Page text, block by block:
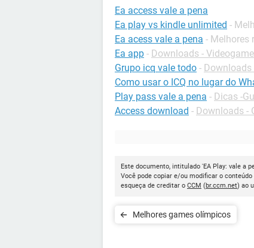
Ea access vale a pena
Ea play vs kindle unlimited -
Ea acess vale a pena - Melhores
Ea app - Downloads -
Grupo icq vale todo - Downloads
Como usar o ICQ no lugar do
Play pass vale a pena - Dicas -
Access download - Downloads -
Este documento, intitulado 'EA Play: vale a
Você pode copiar e/ou modificar o
esqueça de creditar o CCM (br.ccm.net) ao
Melhores games olímpicos